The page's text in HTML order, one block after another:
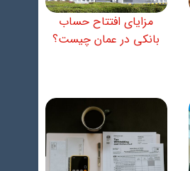
مزایای افتتاح حساب
بانکی در عمان چیست؟